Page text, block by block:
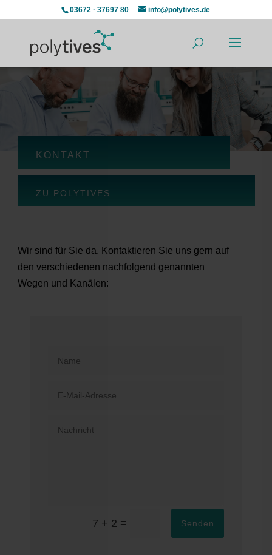
03672 · 37697 80 info@polytives.de
KONTAKT
ZU POLYTIVES
Wir sind für Sie da. Kontaktieren Sie uns gern auf
den verschiedenen nachfolgend genannten
Wegen und Kanälen:
7 + 2 = Senden
Alternative: